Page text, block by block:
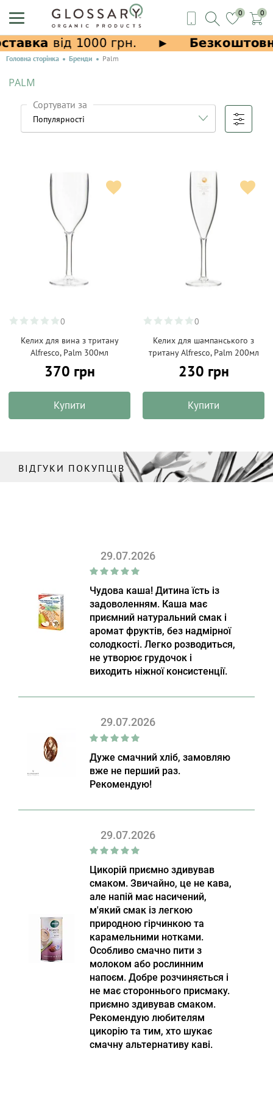
0 0
Головна сторінка Бренди Palm
PALM
Сортувати за
0
Келих для вина з тритану
Alfresco, Palm 300мл
370 грн
Купити
0
Келих для шампанського з
тритану Alfresco, Palm 200мл
230 грн
Купити
ВІДГУКИ ПОКУПЦІВ
29.07.2026
Чудова каша! Дитина їсть із
задоволенням. Каша має
приємний натуральний смак і
аромат фруктів, без надмірної
солодкості. Легко розводиться,
не утворює грудочок і
виходить ніжної консистенції.
29.07.2026
Дуже смачний хліб, замовляю
вже не перший раз.
Рекомендую!
29.07.2026
Цикорій приємно здивував
смаком. Звичайно, це не кава,
але напій має насичений,
м'який смак із легкою
природною гірчинкою та
карамельними нотками.
Особливо смачно пити з
молоком або рослинним
напоєм. Добре розчиняється і
не має стороннього присмаку.
приємно здивував смаком.
Рекомендую любителям
цикорію та тим, хто шукає
смачну альтернативу каві.